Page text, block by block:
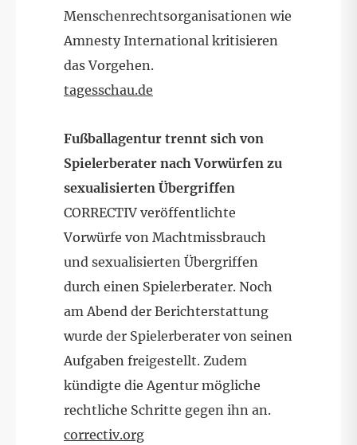
Menschenrechtsorganisationen wie
Amnesty International kritisieren
das Vorgehen.
tagesschau.de
Fußballagentur trennt sich von
Spielerberater nach Vorwürfen zu
sexualisierten Übergriffen
CORRECTIV veröffentlichte
Vorwürfe von Machtmissbrauch
und sexualisierten Übergriffen
durch einen Spielerberater. Noch
am Abend der Berichterstattung
wurde der Spielerberater von seinen
Aufgaben freigestellt. Zudem
kündigte die Agentur mögliche
rechtliche Schritte gegen ihn an.
correctiv.org